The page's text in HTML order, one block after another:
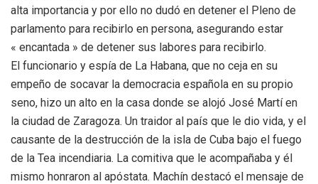
alta importancia y por ello no dudó en detener el Pleno de
parlamento para recibirlo en persona, asegurando estar
« encantada » de detener sus labores para recibirlo.
El funcionario y espía de La Habana, que no ceja en su
empeño de socavar la democracia española en su propio
seno, hizo un alto en la casa donde se alojó José Martí en
la ciudad de Zaragoza. Un traidor al país que le dio vida, y el
causante de la destrucción de la isla de Cuba bajo el fuego
de la Tea incendiaria. La comitiva que le acompañaba y él
mismo honraron al apóstata. Machín destacó el mensaje de